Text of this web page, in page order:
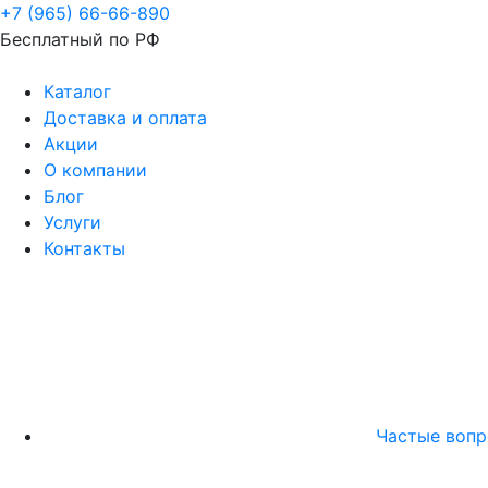
+7 (965) 66-66-890
Бесплатный по РФ
Каталог
Доставка и оплата
Акции
О компании
Блог
Услуги
Контакты
Частые